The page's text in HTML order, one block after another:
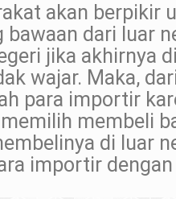
akan berpikir
bawaan dari luar
jika akhirnya
wajar. Maka,
para importir
membeli
di luar
importir dengan